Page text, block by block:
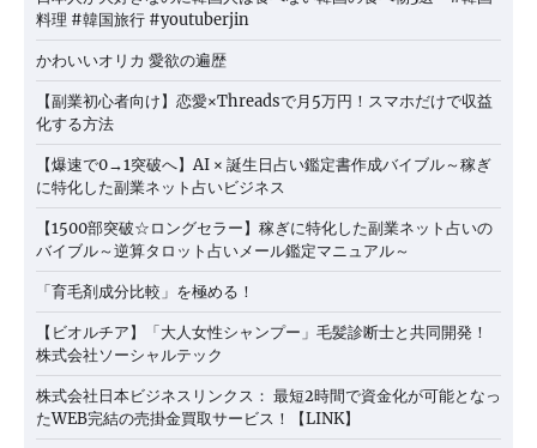
料理 #韓国旅行 #youtuberjin
かわいいオリカ 愛欲の遍歴
【副業初心者向け】恋愛×Threadsで月5万円！スマホだけで収益
化する方法
【爆速で0→1突破へ】AI × 誕生日占い鑑定書作成バイブル～稼ぎ
に特化した副業ネット占いビジネス
【1500部突破☆ロングセラー】稼ぎに特化した副業ネット占いの
バイブル～逆算タロット占いメール鑑定マニュアル～
「育毛剤成分比較」を極める！
【ビオルチア】「大人女性シャンプー」毛髪診断士と共同開発！
株式会社ソーシャルテック
株式会社日本ビジネスリンクス： 最短2時間で資金化が可能となっ
たWEB完結の売掛金買取サービス！【LINK】